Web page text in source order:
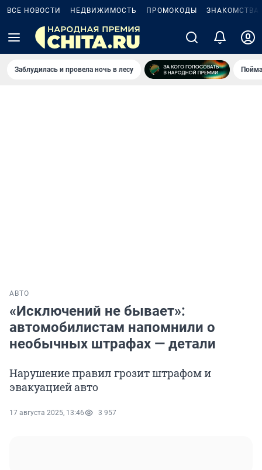
ВСЕ НОВОСТИ НЕДВИЖИМОСТЬ ПРОМОКОДЫ ЗНАКОМСТВА
Заблудилась и провела ночь в лесу
АВТО
«Исключений не бывает»:
автомобилистам напомнили о
необычных штрафах — детали
Нарушение правил грозит штрафом и
эвакуацией авто
17 августа 2025, 13:46 3 957